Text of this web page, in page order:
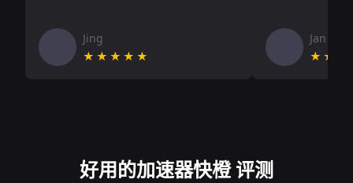
Jing
★★★★★
Jan V
好用的加速器快橙 评测